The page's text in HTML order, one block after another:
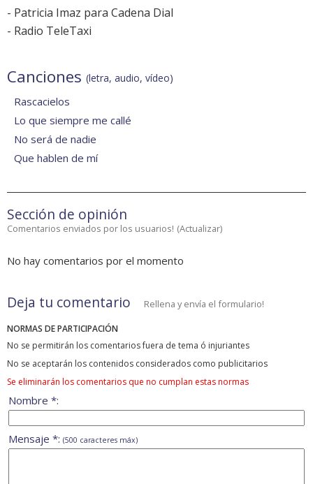
- Patricia Imaz para Cadena Dial
- Radio TeleTaxi
Canciones (letra, audio, vídeo)
Rascacielos
Lo que siempre me callé
No será de nadie
Que hablen de mí
Sección de opinión
Comentarios enviados por los usuarios! (Actualizar)
No hay comentarios por el momento
Deja tu comentario Rellena y envía el formulario!
NORMAS DE PARTICIPACIÓN
No se permitirán los comentarios fuera de tema ó injuriantes
No se aceptarán los contenidos considerados como publicitarios
Se eliminarán los comentarios que no cumplan estas normas
Nombre *:
Mensaje *: (500 caracteres máx)